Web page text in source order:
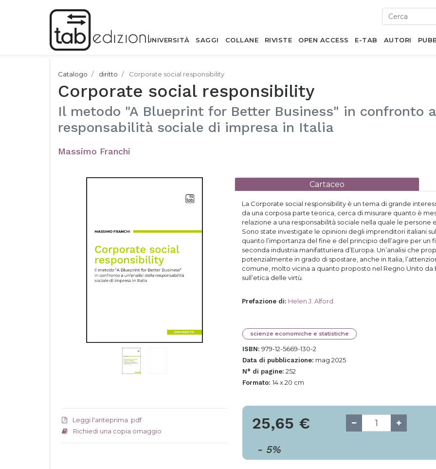
UNIVERSITÀ SAGGI COLLANE RIVISTE OPEN ACCESS E-TAB AUTORI
Catalogo diritto Corporate social responsibility
Corporate social responsibility
Il metodo "A Blueprint for Better Business" in confronto
responsabilità sociale di impresa in Italia
Massimo Franchi
Leggi l'anteprima .pdf
Richiedi una copia omaggio
Cartaceo
La Corporate social responsibility è un tema di grande
da una corposa parte teorica, cerca di misurare quanto è
relazione a una responsabilità sociale nella quale le persone
Sono state investigate le opinioni degli imprenditori italiani
quanto l’importanza del fine e del principio dell’agire per un
seconda industria manifatturiera d’Europa. Un’analisi che
potenzialmente in grado di spostare, anche in Italia,
comune, molto vicina a quanto proposto nel Regno Unito
sull’etica delle virtù.
Prefazione di: Helen J. Alford
scienze economiche e statistiche
ISBN: 979-12-5669-130-2
Data di pubblicazione: mag 2025
N° di pagine: 252
Formato: 14 x 20 cm
25,65 €
- 5%